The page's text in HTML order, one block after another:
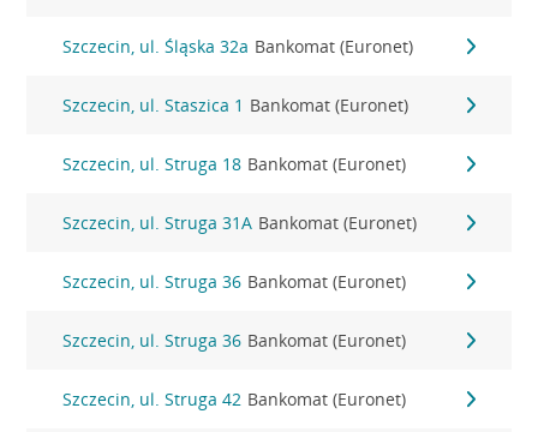
Szczecin, ul. Śląska 32a Bankomat (Euronet)
Szczecin, ul. Staszica 1 Bankomat (Euronet)
Szczecin, ul. Struga 18 Bankomat (Euronet)
Szczecin, ul. Struga 31A Bankomat (Euronet)
Szczecin, ul. Struga 36 Bankomat (Euronet)
Szczecin, ul. Struga 36 Bankomat (Euronet)
Szczecin, ul. Struga 42 Bankomat (Euronet)